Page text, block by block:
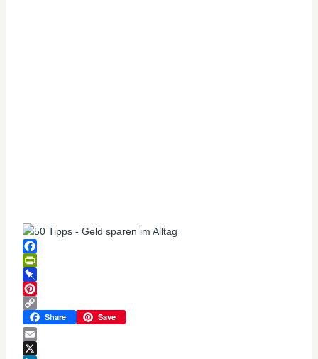
Facebook
PrintFriendly
Pinboard
Pinterest
Copy
Link
Share Save
Email